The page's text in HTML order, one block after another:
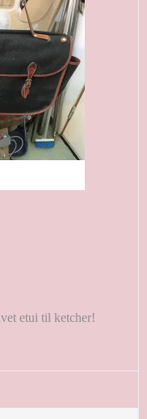
etui til ketcher!